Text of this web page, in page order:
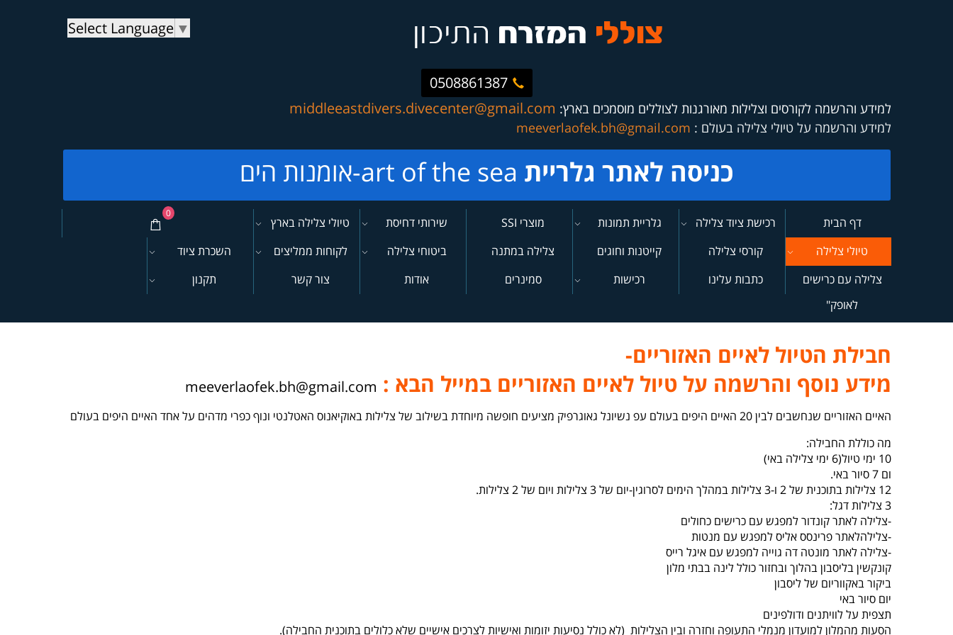
Select Language ▼
0508861387
למידע והרשמה לקורסים וצלילות מאורגנות לצוללים מוסמכים בארץ: middleeastdivers.divecenter@gmail.com
למידע והרשמה על טיולי צלילה בעולם : meeverlaofek.bh@gmail.com
כניסה לאתר גלריית art of the sea-אומנות הים
0
דף הבית
רכישת ציוד צלילה
RED MED
גלריית תמונות
מקורסים
מוצרי SSI
שירותי דחיסת
מיכלים
טיולי צלילה בארץ
טיולי צלילה
בעולם-"מעבר
לאופק"
קורסי צלילה קייטנות וחוגים צלילה במתנה ביטוחי צלילה לקוחות ממליצים
השכרת ציוד
צלילה עם כרישים
כתבות עלינו רכישות סמינרים אודות צור קשר תקנון
חבילת הטיול לאיים האזוריים-
מידע נוסף והרשמה על טיול לאיים האזוריים במייל הבא : meeverlaofek.bh@gmail.com
האיים האזוריים שנחשבים לבין 20 האיים היפים בעולם עפ נשיונל גאוגרפיק מציעים חופשה מיוחדת בשילוב של צלילות באוקיאנוס האטלנטי ונוף כפרי מדהים על אחד האיים היפים בעולם
מה כוללת החבילה:
10 ימי טיול(6 ימי צלילה באי)
ום 7 סיור באי.
12 צלילות בתוכנית של 2 ו-3 צלילות במהלך הימים לסרוגין-יום של 3 צלילות ויום של 2 צלילות.
3 צלילות דגל:
-צלילה לאתר קונדור למפגש עם כרישים כחולים
-צלילהלאתר פרינסס אליס למפגש עם מנטות
-צלילה לאתר מונטה דה גוייה למפגש עם איגל רייס
קונקשין בליסבון בהלוך ובחזור כולל לינה בבתי מלון
ביקור באקווריום של ליסבון
יום סיור באי
תצפית על לוויתנים ודולפינים
הסעות מהמלון למועדון מנמלי התעופה וחזרה ובין הצלילות (לא כולל נסיעות יזומות ואישיות לצרכים אישיים שלא כלולים בתוכנית החבילה).